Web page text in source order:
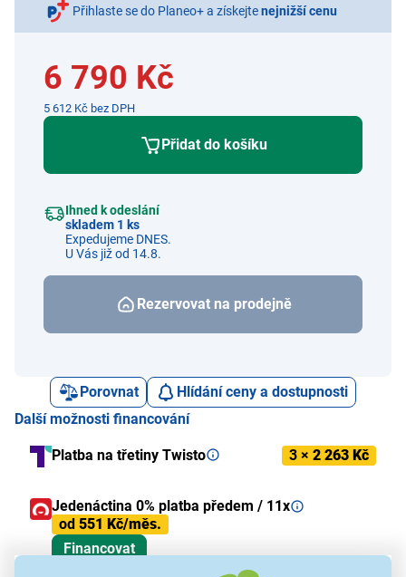
Přihlaste se do Planeo+ a získejtenejnižší cenu
6 790 Kč
5 612 Kč bez DPH
Přidat do košíku
Ihned k odeslání
skladem 1 ks
Expedujeme DNES.
U Vás již od 14.8.
Rezervovat na prodejně
Porovnat
Hlídání ceny a dostupnosti
Další možnosti financování
Platba na třetiny Twisto 3 × 2 263 Kč
Jedenáctina 0% platba předem / 11x
od 551 Kč/měs.
Financovat